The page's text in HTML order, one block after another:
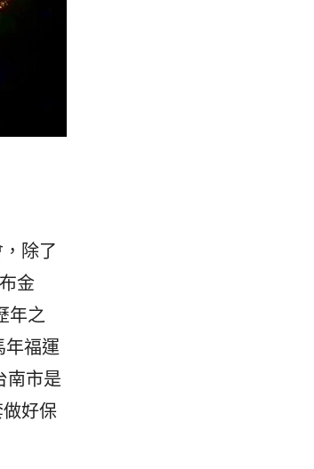
除了
金
年之
年福運
南市是
好保